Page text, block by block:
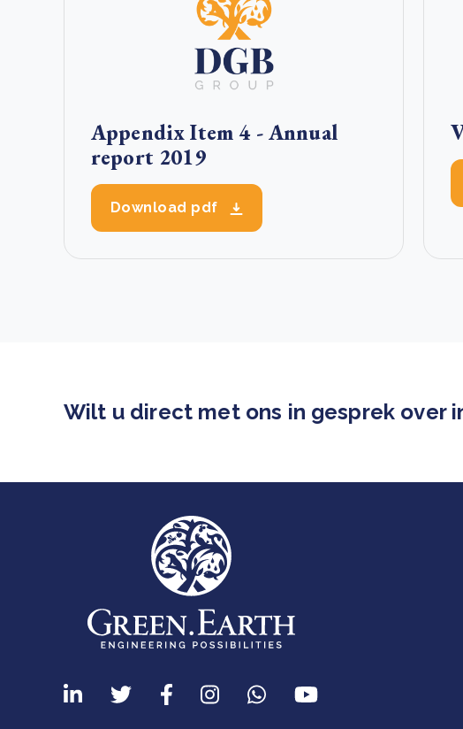
Appendix Item 4 - Annual
report 2019
Download pdf
Wilt u direct met ons in gesprek over